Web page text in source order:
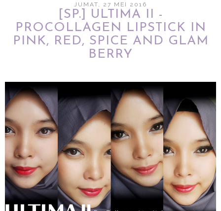
JUMAT, 27 MEI 2016
[SP.] ULTIMA II -
PROCOLLAGEN LIPSTICK IN
PINK, RED, SPICE AND GLAM
BERRY